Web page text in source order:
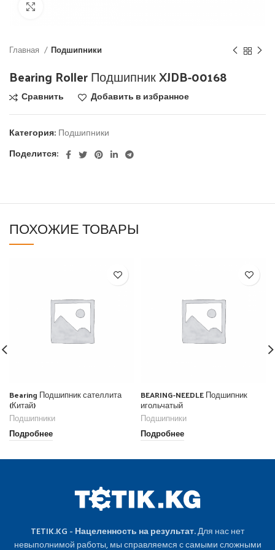
Главная Подшипники
Bearing Roller Подшипник XJDB-00168
Сравнить Добавить в избранное
Категория: Подшипники
Поделится:
ПОХОЖИЕ ТОВАРЫ
Bearing Подшипник сателлита
(Китай)
Подшипники
Подробнее
BEARING-NEEDLE Подшипник
игольчатый
Подшипники
Подробнее
TETIK.KG - Нацеленность на результат.Для нас нет
невыполнимой работы, мы справляемся с самыми сложными